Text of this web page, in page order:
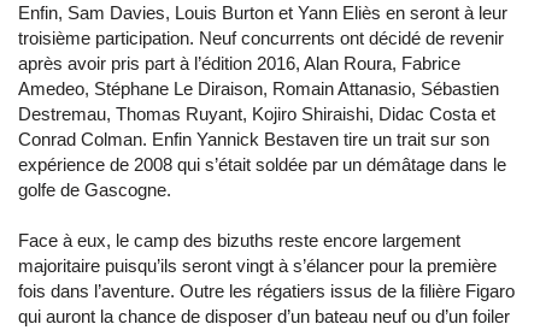
Enfin, Sam Davies, Louis Burton et Yann Eliès en seront à leur
troisième participation. Neuf concurrents ont décidé de revenir
après avoir pris part à l’édition 2016, Alan Roura, Fabrice
Amedeo, Stéphane Le Diraison, Romain Attanasio, Sébastien
Destremau, Thomas Ruyant, Kojiro Shiraishi, Didac Costa et
Conrad Colman. Enfin Yannick Bestaven tire un trait sur son
expérience de 2008 qui s’était soldée par un démâtage dans le
golfe de Gascogne.
Face à eux, le camp des bizuths reste encore largement
majoritaire puisqu’ils seront vingt à s’élancer pour la première
fois dans l’aventure. Outre les régatiers issus de la filière Figaro
qui auront la chance de disposer d’un bateau neuf ou d’un foiler